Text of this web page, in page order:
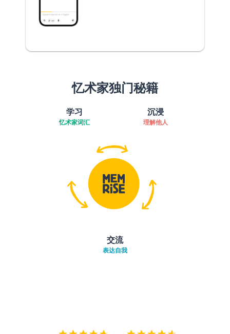
忆术家独门秘籍
学习
忆术家词汇
沉浸
理解他人
交流
表达自我